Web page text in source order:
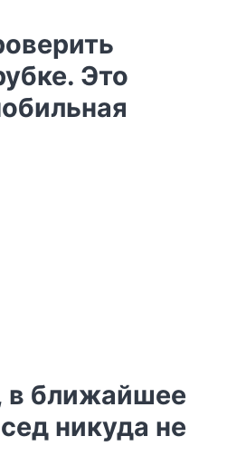
Это
в ближайшее
никуда не